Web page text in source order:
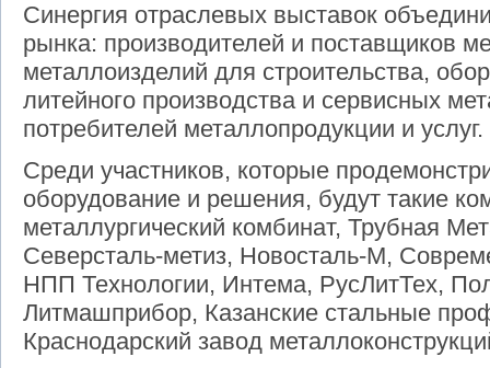
Синергия отраслевых выставок
рынка: производителей и поставщиков
металлоизделий для строительства,
литейного производства и сервисных
потребителей металлопродукции и услуг.
Среди участников, которые
оборудование и решения, будут такие
металлургический комбинат, Трубная
Северсталь-метиз, Новосталь-М,
НПП Технологии, Интема, РусЛитТех,
Литмашприбор, Казанские стальные
Краснодарский завод